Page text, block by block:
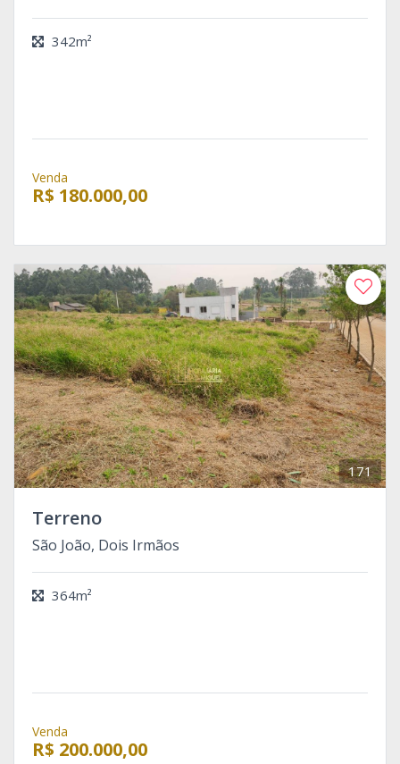
342m²
Venda
R$ 180.000,00
171
Terreno
São João, Dois Irmãos
364m²
Venda
R$ 200.000,00